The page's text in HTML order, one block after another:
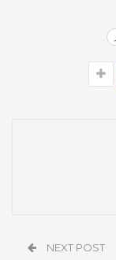
NEXT POST